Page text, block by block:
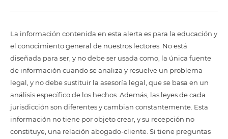
La información contenida en esta alerta es para la educación y
el conocimiento general de nuestros lectores. No está
diseñada para ser, y no debe ser usada como, la única fuente
de información cuando se analiza y resuelve un problema
legal, y no debe sustituir la asesoría legal, que se basa en un
análisis específico de los hechos. Además, las leyes de cada
jurisdicción son diferentes y cambian constantemente. Esta
información no tiene por objeto crear, y su recepción no
constituye, una relación abogado-cliente. Si tiene preguntas